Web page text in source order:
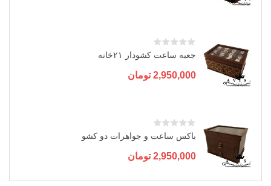
جعبه ساعت کشودار ۲۱خانه
2,950,000 تومان
باکس ساعت و جواهرات دو کشو
2,950,000 تومان